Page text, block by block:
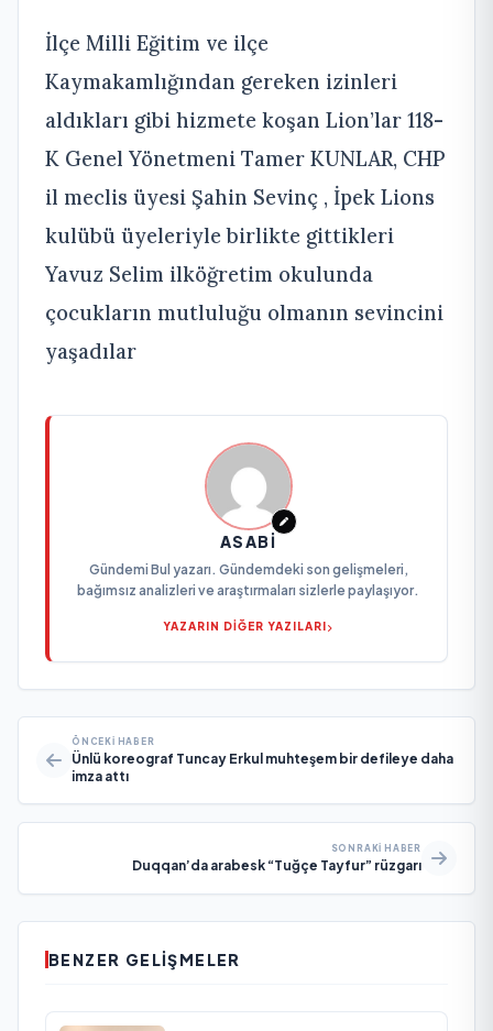
İlçe Milli Eğitim ve ilçe
Kaymakamlığından gereken izinleri
aldıkları gibi hizmete koşan Lion’lar 118-
K Genel Yönetmeni Tamer KUNLAR, CHP
il meclis üyesi Şahin Sevinç , İpek Lions
kulübü üyeleriyle birlikte gittikleri
Yavuz Selim ilköğretim okulunda
çocukların mutluluğu olmanın sevincini
yaşadılar
ASABI
Gündemi Bul yazarı. Gündemdeki son gelişmeleri,
bağımsız analizleri ve araştırmaları sizlerle paylaşıyor.
YAZARIN DİĞER YAZILARI
ÖNCEKI HABER
Ünlü koreograf Tuncay Erkul muhteşem bir defileye daha
imza attı
SONRAKI HABER
Duqqan’da arabesk “Tuğçe Tayfur” rüzgarı
BENZER GELIŞMELER